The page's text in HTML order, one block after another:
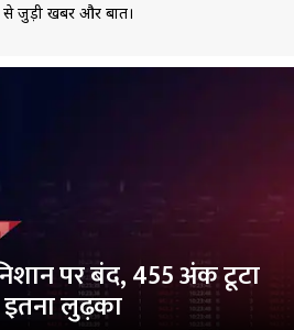
से जुड़ी खबरें और बातें।
पर बंद, 455 अंक टूटा
लुढ़का